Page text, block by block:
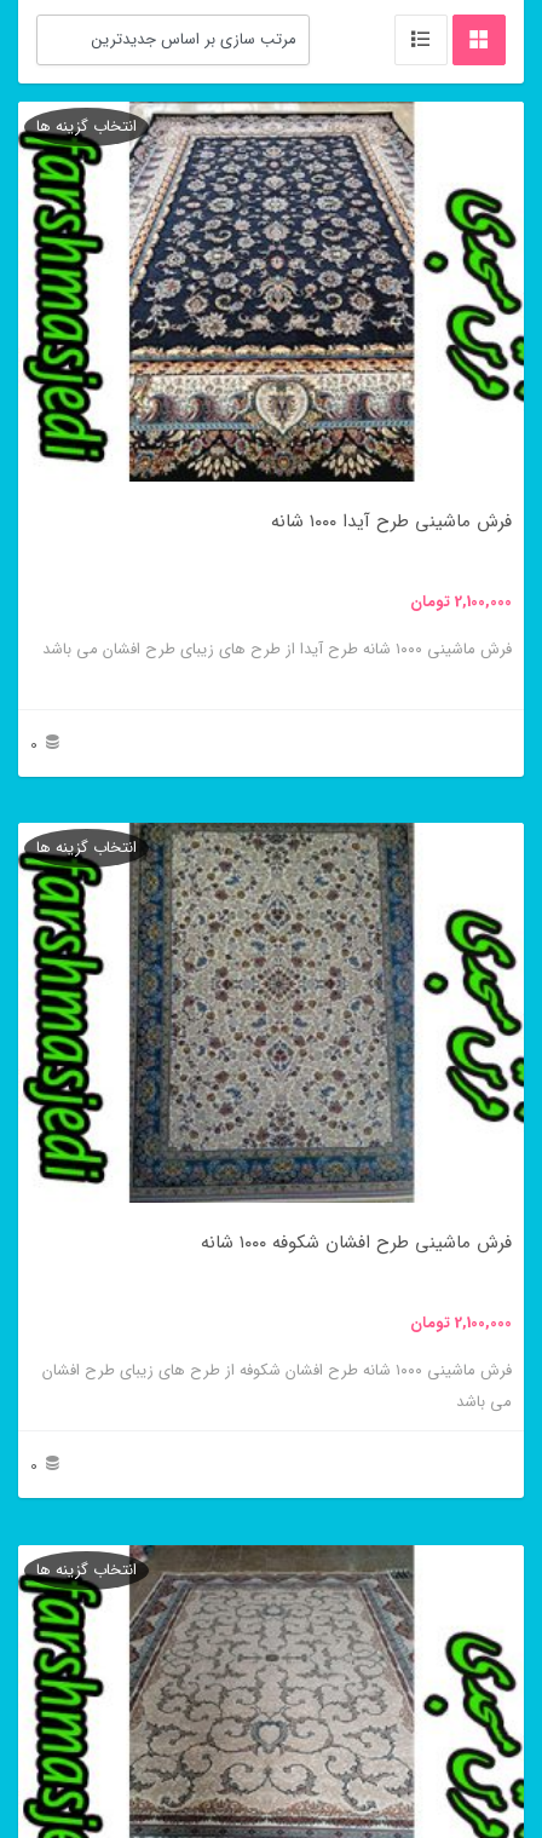
فرش ماشینی طرح آیدا ۱۰۰۰ شانه
2,100,000تومان
فرش ماشینی ۱۰۰۰ شانه طرح آیدا از طرح های زیبای طرح افشان می باشد
0
انتخاب گزینه ها
محصول
مختلفی
می
باشد.
گزینه
ها
صفحه
انتخاب
شوند
فرش ماشینی طرح افشان شکوفه ۱۰۰۰ شانه
2,100,000تومان
فرش ماشینی ۱۰۰۰ شانه طرح افشان شکوفه از طرح های زیبای طرح افشان
می باشد
0
انتخاب گزینه ها
محصول
مختلفی
باشد.
گزینه
ها
انتخاب گزینه ها